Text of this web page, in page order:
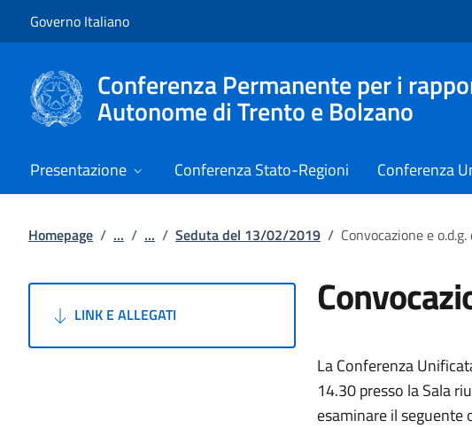
Governo Italiano
Conferenza Permanente per i
Autonome di Trento e Bolzano
Presentazione Conferenza Stato-Regioni Conferenza
Homepage / ... / ... / Seduta del 13/02/2019 / Convocazione e
LINK E ALLEGATI
La Conferenza
14.30 presso la Sala
esaminare il seguente